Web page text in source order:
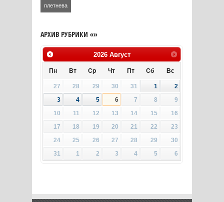
плетнева
АРХИВ РУБРИКИ «»
2026 Август
Пн Вт Ср Чт Пт Сб Вс
27 28 29 30 31 1
2
3
4 5 6 7 8
9
10
11 12 13 14 15
16
17
18 19 20 21 22
23
24
25 26 27 28 29
30
31
1 2 3 4 5 6